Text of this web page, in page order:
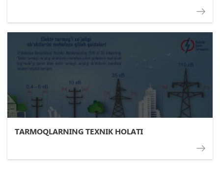
TARMOQLARNING TEXNIK HOLATI